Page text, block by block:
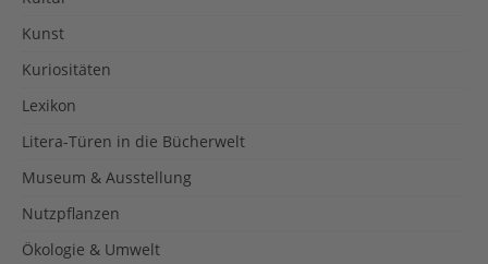
Kunst
Kuriositäten
Lexikon
Litera-Türen in die Bücherwelt
Museum & Ausstellung
Nutzpflanzen
Ökologie & Umwelt